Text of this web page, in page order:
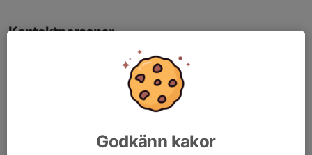
Kontaktpersoner
Josefina Liljedahl
josefina_liljedahl@hotmail.com
Godkänn kakor